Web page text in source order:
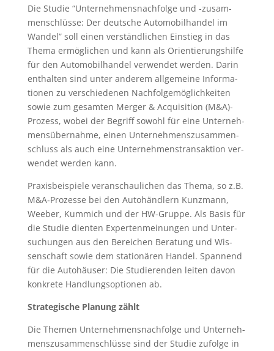
Die Stu­die “Unter­neh­mens­nach­fol­ge und ‑zusam­
men­schlüs­se: Der deut­sche Auto­mo­bil­han­del im
Wan­del” soll einen ver­ständ­li­chen Ein­stieg in das
The­ma ermög­li­chen und kann als Ori­en­tie­rungs­hil­fe
für den Auto­mo­bil­han­del ver­wen­det wer­den. Dar­in
ent­hal­ten sind unter ande­rem all­ge­mei­ne Infor­ma­
tio­nen zu ver­schie­de­nen Nach­fol­ge­mög­lich­kei­ten
sowie zum gesam­ten Mer­ger & Acqui­si­ti­on (M&A)-
Prozess, wobei der Begriff sowohl für eine Unter­neh­
mens­über­nah­me, einen Unter­neh­mens­zu­sam­men­
schluss als auch eine Unter­neh­mens­trans­ak­ti­on ver­
wen­det wer­den kann.
Pra­xis­bei­spie­le ver­an­schau­li­chen das The­ma, so z.B.
M&A‑Prozesse bei den Auto­händ­lern Kunz­mann,
Weeber, Kum­mich und der HW-Grup­pe. Als Basis für
die Stu­die dien­ten Exper­ten­mei­nun­gen und Unter­
su­chun­gen aus den Berei­chen Bera­tung und Wis­
sen­schaft sowie dem sta­tio­nä­ren Han­del. Span­nend
für die Auto­häu­ser: Die Stu­die­ren­den lei­ten davon
kon­kre­te Hand­lungs­op­tio­nen ab.
Stra­te­gi­sche Pla­nung zählt
Die The­men Unter­neh­mens­nach­fol­ge und Unter­neh­
mens­zu­sam­men­schlüs­se sind der Stu­die zufol­ge in